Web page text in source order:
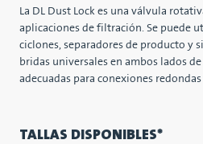
La DL Dust Lock es una válvula
aplicaciones de filtración. Se puede
ciclones, separadores de producto y
bridas universales en ambos lados
adecuadas para conexiones
TALLAS DISPONIBLES*